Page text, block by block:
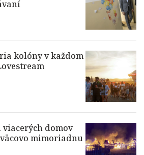
kolóny v každom
domov
mimoriadnu